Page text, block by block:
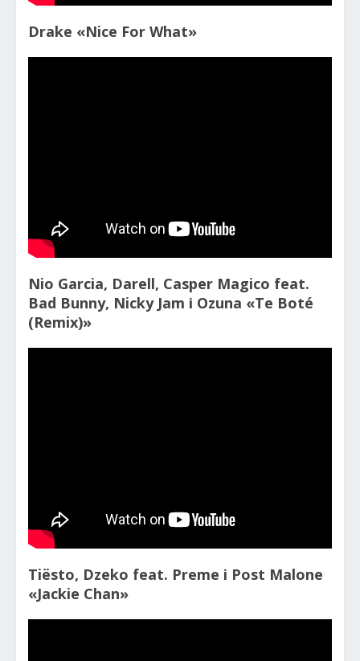
Drake «Nice For What»
Nio Garcia, Darell, Casper Magico feat.
Bad Bunny, Nicky Jam і Ozuna «Te Boté
(Remix)»
Tiësto, Dzeko feat. Preme і Post Malone
«Jackie Chan»